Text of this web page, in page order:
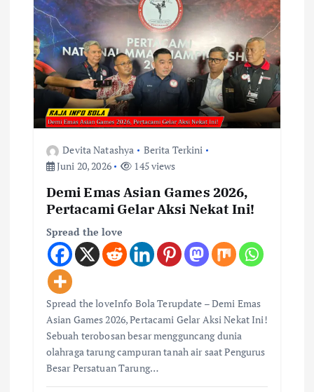
p
o
s
Devita Natashya
Berita Terkini
Juni 20, 2026
145 views
Demi Emas Asian Games 2026,
Pertacami Gelar Aksi Nekat Ini!
Spread the love
Spread the loveInfo Bola Terupdate – Demi Emas
Asian Games 2026, Pertacami Gelar Aksi Nekat Ini!
Sebuah terobosan besar mengguncang dunia
olahraga tarung campuran tanah air saat Pengurus
Besar Persatuan Tarung…